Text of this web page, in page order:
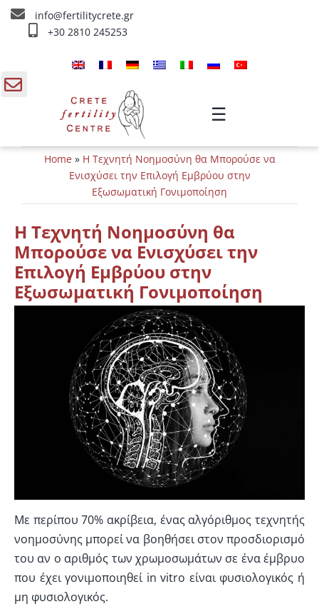
Skip
info@fertilitycrete.gr
+30 2810 245253
☰
Ποιοί είμαστε
Θεραπείες Υπογονιμότητας
Θεραπείες Αναζωογόνησης
Θεραπείες IV
Πληροφορίες
Επικοινωνία
Home» Η Τεχνητή Νοημοσύνη θα Μπορούσε να
Ενισχύσει την Επιλογή Εμβρύου στην
Εξωσωματική Γονιμοποίηση
Η Τεχνητή Νοημοσύνη θα
Μπορούσε να Ενισχύσει την
Επιλογή Εμβρύου στην
Εξωσωματική Γονιμοποίηση
Με περίπου 70% ακρίβεια, ένας αλγόριθμος τεχνητής
νοημοσύνης μπορεί να βοηθήσει στον προσδιορισμό
του αν ο αριθμός των χρωμοσωμάτων σε ένα έμβρυο
που έχει γονιμοποιηθεί in vitro είναι φυσιολογικός ή
μη φυσιολογικός.